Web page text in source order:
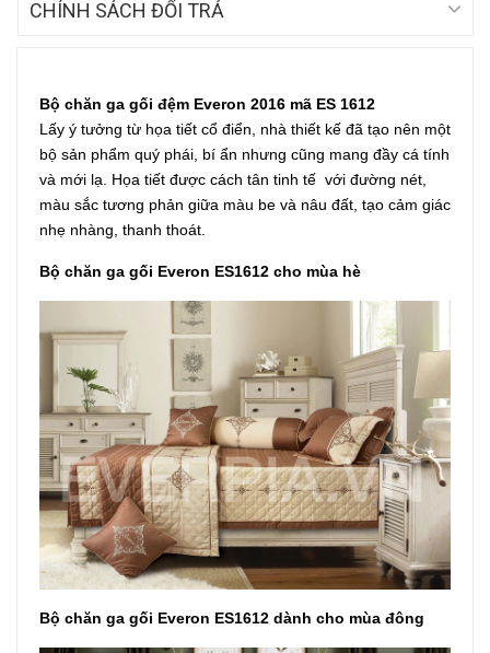
CHÍNH SÁCH ĐỔI TRẢ
Bộ chăn ga gối đệm Everon 2016 mã ES 1612
Lấy ý tưởng từ họa tiết cổ điển, nhà thiết kế đã tạo nên một
bộ sản phẩm quý phái, bí ẩn nhưng cũng mang đầy cá tính
và mới lạ. Họa tiết được cách tân tinh tế với đường nét,
màu sắc tương phản giữa màu be và nâu đất, tạo cảm giác
nhẹ nhàng, thanh thoát.
Bộ chăn ga gối Everon ES1612 cho mùa hè
Bộ chăn ga gối Everon ES1612 dành cho mùa đông